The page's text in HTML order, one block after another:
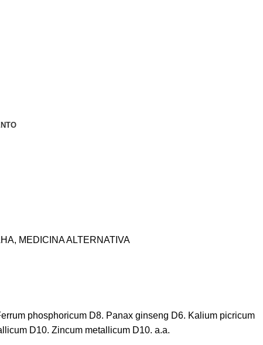
, MEDICINA ALTERNATIVA
phosphoricum D8. Panax ginseng D6. Kalium picricum
D10. Zincum metallicum D10. a.a.